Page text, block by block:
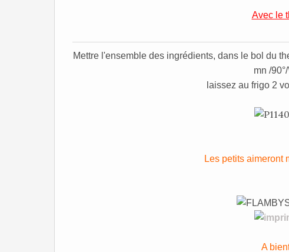
Avec le
Mettre l'ensemble des ingrédients, dans le bol du
mn /
laissez au frigo 2
Les petits aimeront
A